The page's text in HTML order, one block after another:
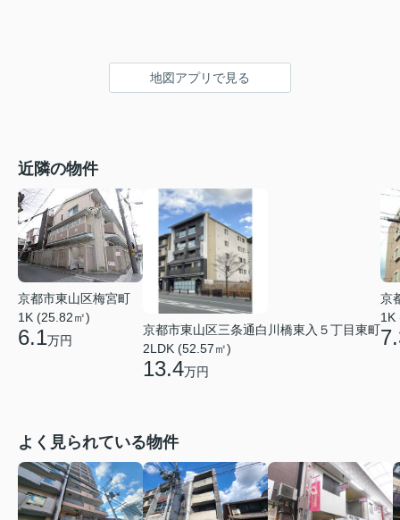
地図アプリで見る
近隣の物件
京都市東山区梅宮町
1K (25.82㎡)
6.1万円
京都市東山区三条通白川橋東入５丁目東町
2LDK (52.57㎡)
13.4万円
京
1K
よく見られている物件